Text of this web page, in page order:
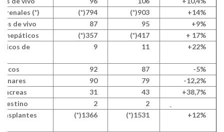
renales (*)
(*)794 (*)903
+14%
de vivo
87 95
+9%
hepáticos
(*)357 (*)417
+ 17%
de
9 11 +22%
92 87
-5%
90 79
-12,2%
31 43
+38,7%
2
2
(*)1366 (*)1531 +12%